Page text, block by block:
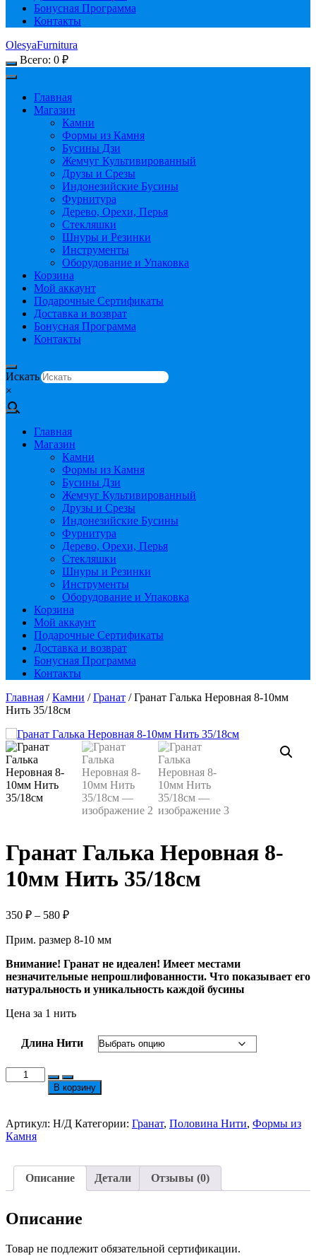
Бонусная Программа
Контакты
OlesyaFurnitura
Всего: 0 ₽
Главная
Магазин
Камни
Формы из Камня
Бусины Дзи
Жемчуг Культивированный
Друзы и Срезы
Индонезийские Бусины
Фурнитура
Дерево, Орехи, Перья
Стекляшки
Шнуры и Резинки
Инструменты
Оборудование и Упаковка
Корзина
Мой аккаунт
Подарочные Сертификаты
Доставка и возврат
Бонусная Программа
Контакты
Искать
×
Главная
Магазин
Камни
Формы из Камня
Бусины Дзи
Жемчуг Культивированный
Друзы и Срезы
Индонезийские Бусины
Фурнитура
Дерево, Орехи, Перья
Стекляшки
Шнуры и Резинки
Инструменты
Оборудование и Упаковка
Корзина
Мой аккаунт
Подарочные Сертификаты
Доставка и возврат
Бонусная Программа
Контакты
Главная /Камни /Гранат / Гранат Галька Неровная 8-10мм
Нить 35/18см
Гранат Галька Неровная 8-
10мм Нить 35/18см
350 ₽ – 580 ₽Диапазон
350 ₽
580 ₽
Прим. размер 8-10 мм
Внимание! Гранат не идеален! Имеет местами
незначительные непрошлифованности. Что показывает его
натуральность и уникальность каждой бусины
Цена за 1 нить
Длина Нити
Количество
товара
Неровная
8-
35/18см
В корзину
Артикул: Н/Д Категории: Гранат, Половина Нити, Формы из
Камня
Описание Детали Отзывы (0)
Описание
Товар не подлежит обязательной сертификации.